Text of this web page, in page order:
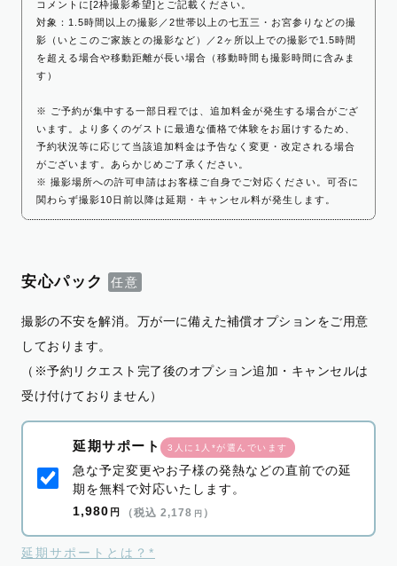
コメントに[2枠撮影希望]とご記載ください。
対象：1.5時間以上の撮影／2世帯以上の七五三・お宮参りなどの撮
影（いとこのご家族との撮影など）／2ヶ所以上での撮影で1.5時間
を超える場合や移動距離が長い場合（移動時間も撮影時間に含みま
す）
※ ご予約が集中する一部日程では、追加料金が発生する場合がござ
います。より多くのゲストに最適な価格で体験をお届けするため、
予約状況等に応じて当該追加料金は予告なく変更・改定される場合
がございます。あらかじめご了承ください。
※ 撮影場所への許可申請はお客様ご自身でご対応ください。可否に
関わらず撮影10日前以降は延期・キャンセル料が発生します。
安心パック
撮影の不安を解消。万が一に備えた補償オプションをご用意
しております。
（※予約リクエスト完了後のオプション追加・キャンセルは
受け付けておりません）
延期サポート 3人に1人*が選んでいます
急な予定変更やお子様の発熱などの直前での延
期を無料で対応いたします。
1,980 円 （税込 2,178 円 ）
延期サポートとは？*